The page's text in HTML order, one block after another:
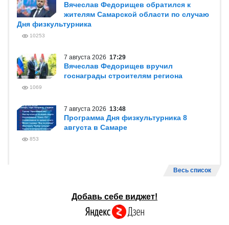
Вячеслав Федорищев обратился к
жителям Самарской области по случаю
Дня физкультурника
10253
7 августа 2026 17:29
Вячеслав Федорищев вручил
госнаграды строителям региона
1069
7 августа 2026 13:48
Программа Дня физкультурника 8
августа в Самаре
853
Весь список
Добавь себе виджет!